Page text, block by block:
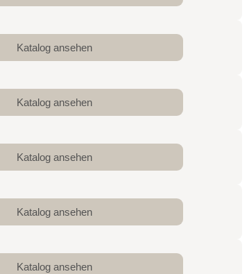
Katalog ansehen
Katalog ansehen
Katalog ansehen
Katalog ansehen
Katalog ansehen